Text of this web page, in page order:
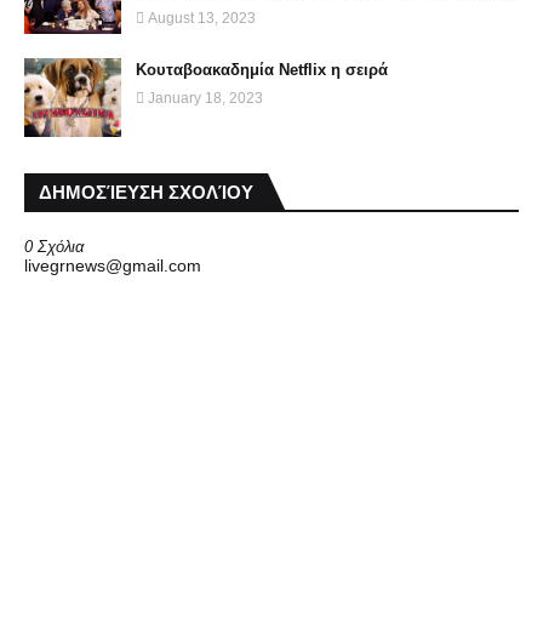
August 13, 2023
Κουταβοακαδημία Νetflix η σειρά
January 18, 2023
ΔΗΜΟΣΊΕΥΣΗ ΣΧΟΛΊΟΥ
0 Σχόλια
livegrnews@gmail.com